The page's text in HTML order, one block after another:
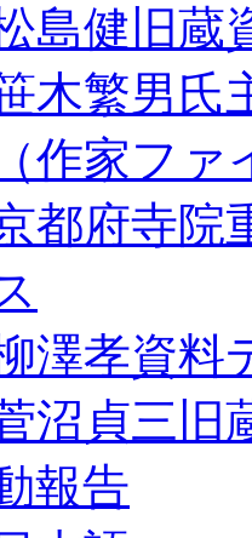
島健旧蔵
木繁男氏
（作家ファ
都府寺院
澤孝資料
沼貞三旧
報告